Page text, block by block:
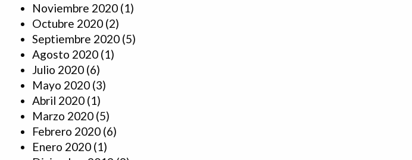
Noviembre 2020 (1)
Octubre 2020 (2)
Septiembre 2020 (5)
Agosto 2020 (1)
Julio 2020 (6)
Mayo 2020 (3)
Abril 2020 (1)
Marzo 2020 (5)
Febrero 2020 (6)
Enero 2020 (1)